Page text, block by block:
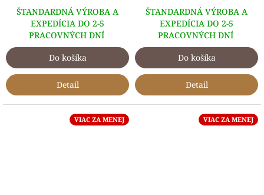
ŠTANDARDNÁ VÝROBA A
EXPEDÍCIA DO 2-5
PRACOVNÝCH DNÍ
Do košíka
Detail
ŠTANDARDNÁ VÝROBA A
EXPEDÍCIA DO 2-5
PRACOVNÝCH DNÍ
Do košíka
Detail
VIAC ZA MENEJ VIAC ZA MENEJ